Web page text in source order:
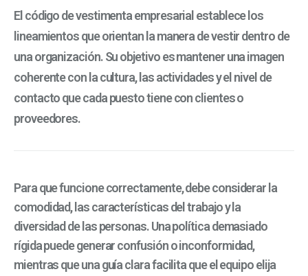
El código de vestimenta empresarial establece los
lineamientos que orientan la manera de vestir dentro de
una organización. Su objetivo es mantener una imagen
coherente con la cultura, las actividades y el nivel de
contacto que cada puesto tiene con clientes o
proveedores.
Para que funcione correctamente, debe considerar la
comodidad, las características del trabajo y la
diversidad de las personas. Una política demasiado
rígida puede generar confusión o inconformidad,
mientras que una guía clara facilita que el equipo elija